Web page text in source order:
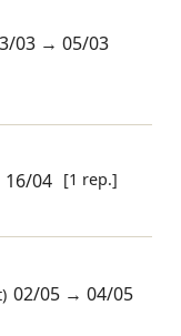
03 →05/03
16/04 [1 rep.]
02/05 →04/05